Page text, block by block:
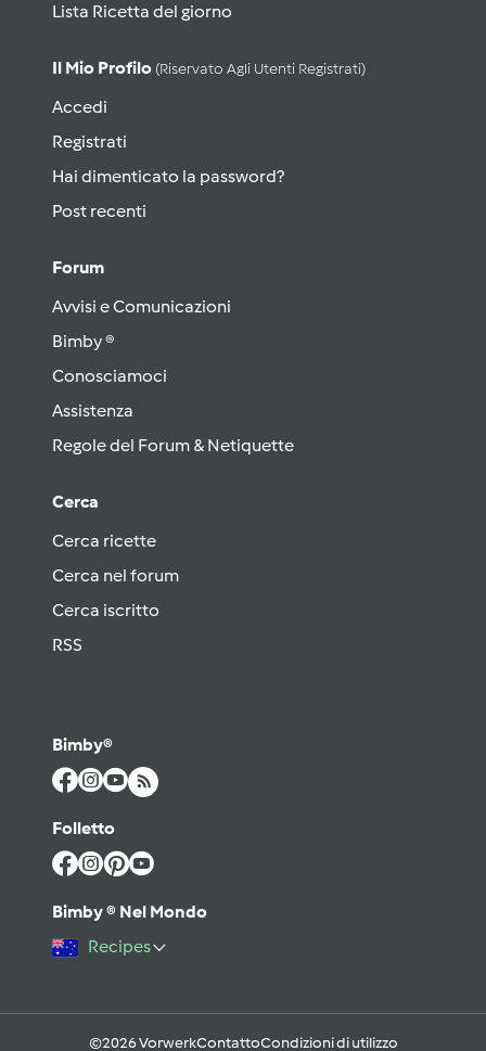
Lista Ricetta del giorno
Il Mio Profilo (riservato Agli Utenti Registrati)
Accedi
Registrati
Hai dimenticato la password?
Post recenti
Forum
Avvisi e Comunicazioni
Bimby ®
Conosciamoci
Assistenza
Regole del Forum & Netiquette
Cerca
Cerca ricette
Cerca nel forum
Cerca iscritto
RSS
Bimby®
Folletto
Bimby ® Nel Mondo
Recipes
©2026 VorwerkContattoCondizioni di utilizzo